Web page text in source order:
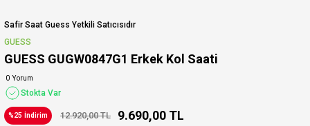
Safir Saat Guess Yetkili Satıcısıdır
GUESS
GUESS GUGW0847G1 Erkek Kol Saati
0 Yorum
Stokta Var
%25 İndirim 12.920,00 TL 9.690,00 TL